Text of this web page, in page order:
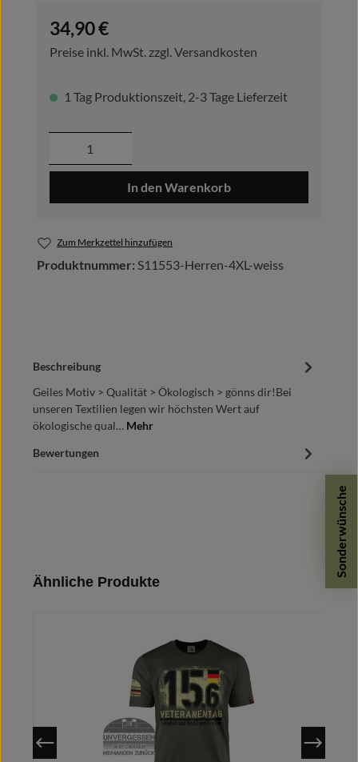
Regulärer Preis:
34,90 €
Preise inkl. MwSt. zzgl. Versandkosten
1 Tag Produktionszeit, 2-3 Tage Lieferzeit
Produkt Anzahl: Gib den gewünschten
In den Warenkorb
Zum Merkzettel hinzufügen
Produktnummer: S11553-Herren-4XL-weiss
Sonderwünsche
Beschreibung
Geiles Motiv > Qualität > Ökologisch > gönns dir!Bei
unseren Textilien legen wir höchsten Wert auf
ökologische qual… Mehr
Bewertungen
Produktgalerie überspringen
Ähnliche Produkte